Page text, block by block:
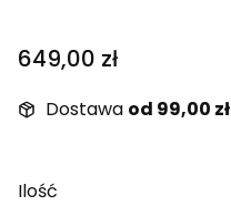
Cena
649,00 zł
Dostawa od 99,00 zł
Ilość